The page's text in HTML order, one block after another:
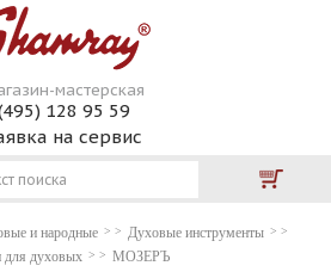
мастерская
128 95 59
на сервис
и народные
Духовые инструменты
для духовых
МОЗЕРЪ